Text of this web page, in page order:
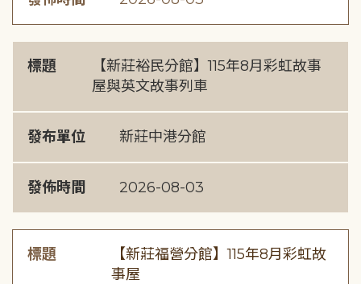
標題
【新莊裕民分館】115年8月彩虹故事
屋與英文故事列車
發布單位 新莊中港分館
發佈時間 2026-08-03
標題
【新莊福營分館】115年8月彩虹故
事屋